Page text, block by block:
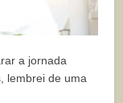
a jornada
lembrei de uma